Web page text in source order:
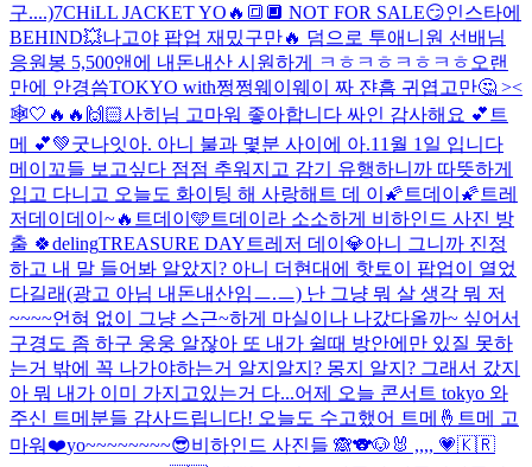
구....)7CHiLL JACKET YO🔥🔳🔲 NOT FOR SALE😏인스타에
BEHIND💥나고야 팝업 재밌구만🔥 덤으로 투애니원 선배님
응원봉 5,500앤에 내돈내산 시원하게 ㅋㅎㅋㅎㅋㅎㅋㅎ 오랜
만에 안경씀TOKYO with쩡쩡웨이웨이 짜 쟌흠 귀엽고만🤔 ><
🕸️🤍 🔥🔥 🙌🏻사히님 고마워 좋아합니다 싸인 감사해요 💕 트
메 💕💚굿나잇아. 아니 불과 몇분 사이에 아.11월 1일 입니다
메이꼬들 보고싶다 점점 추워지고 감기 유행하니까 따뜻하게
입고 다니고 오늘도 화이팅 해 사랑해 트 데 이 🌠트데이🌠 트레
저데이데이~🔥 트데이🩵 트데이라 소소하게 비하인드 사진 방
출 🍀delingTREASURE DAY 트레저 데이💎아니 그니까 진정
하고 내 말 들어봐 알았지? 아니 더현대에 핫토이 팝업이 열었
다길래(광고 아님 내돈내산임ㅡ.ㅡ) 난 그냥 뭐 살 생각 뭐 저
~~~~언혀 없이 그냥 스근~하게 마실이나 나갔다올까~ 싶어서
구경도 좀 하구 웅웅 알잖아 또 내가 쉴때 방안에만 있질 못하
는거 밖에 꼭 나가야하는거 알지알지? 몽지 알지? 그래서 갔지
아 뭐 내가 이미 가지고있는거 다...어제 오늘 콘서트 tokyo 와
주신 트메분들 감사드립니다! 오늘도 수고했어 트메🤞 트메 고
마워❤️yo~~~~~~~~😎비하인드 사진들 🙈🐨🐶🐰 ,,,, 💗🇰🇷